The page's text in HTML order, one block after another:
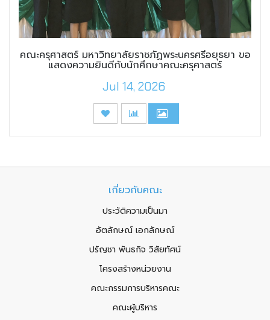
คณะครุศาสตร์ มหาวิทยาลัยราชภัฏพระนครศรีอยุธยา ขอ
แสดงความยินดีกับนักศึกษาคณะครุศาสตร์
Jul 14, 2026
เกี่ยวกับคณะ
ประวัติความเป็นมา
อัตลักษณ์ เอกลักษณ์
ปรัญชา พันธกิจ วิสัยทัศน์
โครงสร้างหน่วยงาน
คณะกรรมการบริหารคณะ
คณะผู้บริหาร